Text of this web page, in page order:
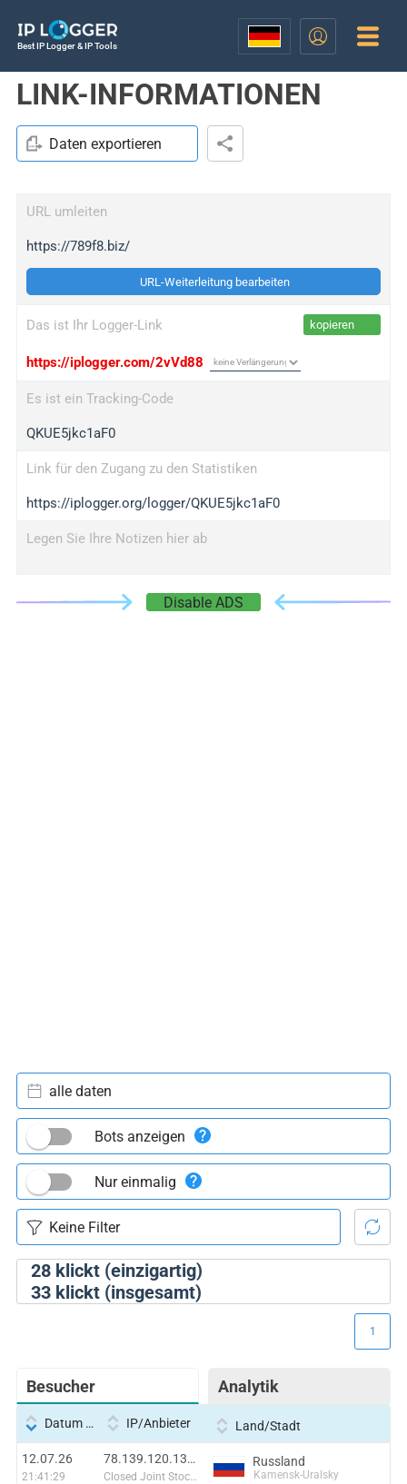
Best IP Logger & IP Tools
LINK-INFORMATIONEN
Daten exportieren
URL umleiten
https://789f8.biz/
URL-Weiterleitung bearbeiten
Das ist Ihr Logger-Link kopieren
https://iplogger.com/2vVd88
Es ist ein Tracking-Code
QKUE5jkc1aF0
Link für den Zugang zu den Statistiken
https://iplogger.org/logger/QKUE5jkc1aF0
Legen Sie Ihre Notizen hier ab
Disable ADS
28klickt (einzigartig)
33klickt (insgesamt)
alle daten
Bots anzeigen
Nur einmalig
Besucher Analytik
1
Datum und Uhrzeit IP/Anbieter Land/Stadt
12.07.26
21:41:29
78.139.120.137:50494
Closed Joint Stock Company Radiotelephone
Russland
Kamensk-Uralsky